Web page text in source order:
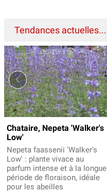
Tendances actuelles...
Chataire, Nepeta 'Walker's
Low'
Nepeta faassenii 'Walker's
Low' : plante vivace au
parfum intense et à la longue
période de floraison, idéale
pour les abeilles